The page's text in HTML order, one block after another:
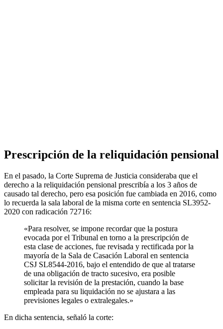
Prescripción de la reliquidación pensional
En el pasado, la Corte Suprema de Justicia consideraba que el
derecho a la reliquidación pensional prescribía a los 3 años de
causado tal derecho, pero esa posición fue cambiada en 2016, como
lo recuerda la sala laboral de la misma corte en sentencia SL3952-
2020 con radicación 72716:
«Para resolver, se impone recordar que la postura
evocada por el Tribunal en torno a la prescripción de
esta clase de acciones, fue revisada y rectificada por la
mayoría de la Sala de Casación Laboral en sentencia
CSJ SL8544-2016, bajo el entendido de que al tratarse
de una obligación de tracto sucesivo, era posible
solicitar la revisión de la prestación, cuando la base
empleada para su liquidación no se ajustara a las
previsiones legales o extralegales.»
En dicha sentencia, señaló la corte: